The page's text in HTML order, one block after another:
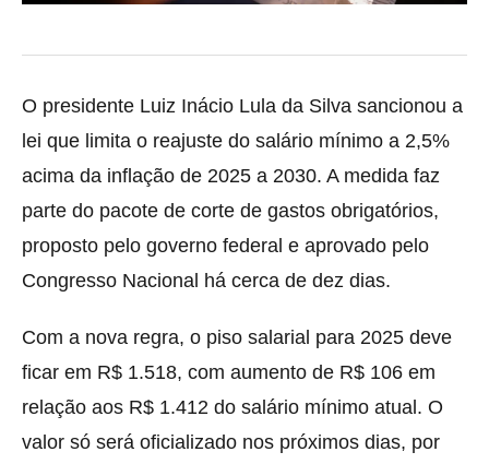
O presidente Luiz Inácio Lula da Silva sancionou a
lei que limita o reajuste do salário mínimo a 2,5%
acima da inflação de 2025 a 2030. A medida faz
parte do pacote de corte de gastos obrigatórios,
proposto pelo governo federal e aprovado pelo
Congresso Nacional há cerca de dez dias.
Com a nova regra, o piso salarial para 2025 deve
ficar em R$ 1.518, com aumento de R$ 106 em
relação aos R$ 1.412 do salário mínimo atual. O
valor só será oficializado nos próximos dias, por